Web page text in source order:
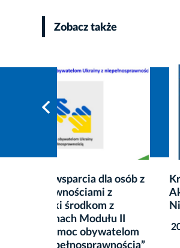
Zobacz także
Krakowskie Centrum
Aktywności Osób z
Niepełnosprawnościami
2024-06-25